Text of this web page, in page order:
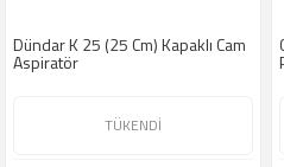
Dündar K 25 (25 Cm) Kapaklı Cam
Aspiratör
TÜKENDİ